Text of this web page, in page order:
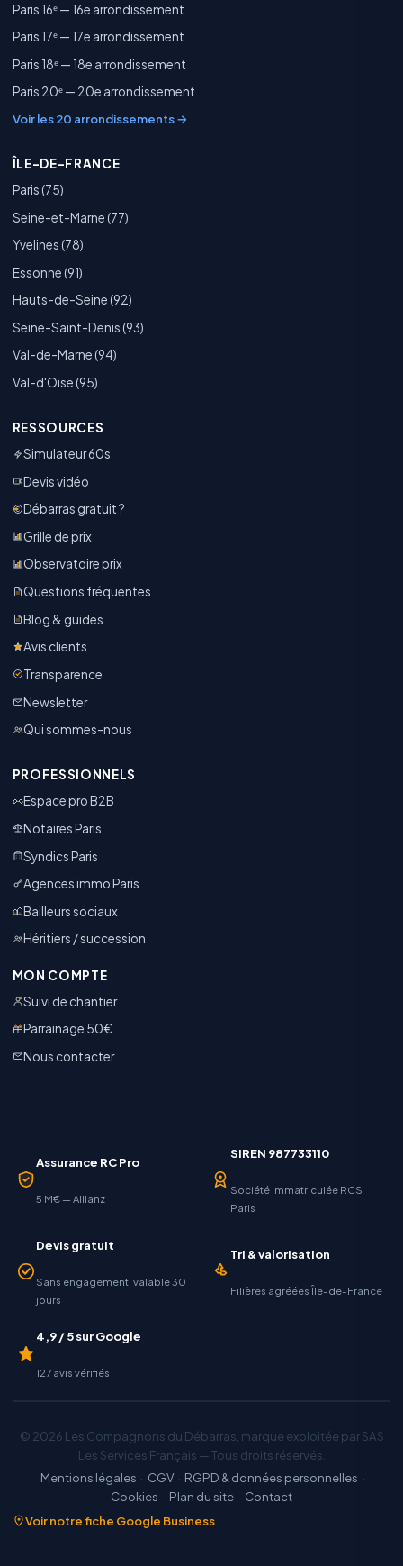
Paris 16ᵉ — 16e arrondissement
Paris 17ᵉ — 17e arrondissement
Paris 18ᵉ — 18e arrondissement
Paris 20ᵉ — 20e arrondissement
Voir les 20 arrondissements →
ÎLE-DE-FRANCE
Paris (75)
Seine-et-Marne (77)
Yvelines (78)
Essonne (91)
Hauts-de-Seine (92)
Seine-Saint-Denis (93)
Val-de-Marne (94)
Val-d'Oise (95)
RESSOURCES
Simulateur 60s
Devis vidéo
Débarras gratuit ?
Grille de prix
Observatoire prix
Questions fréquentes
Blog & guides
Avis clients
Transparence
Newsletter
Qui sommes-nous
PROFESSIONNELS
Espace pro B2B
Notaires Paris
Syndics Paris
Agences immo Paris
Bailleurs sociaux
Héritiers / succession
MON COMPTE
Suivi de chantier
Parrainage 50€
Nous contacter
Assurance RC Pro
5 M€ — Allianz
SIREN 987733110
Société immatriculée RCS
Paris
Devis gratuit
Sans engagement, valable 30
jours
Tri & valorisation
Filières agréées Île-de-France
4,9 / 5 sur Google
127 avis vérifiés
© 2026 Les Compagnons du Débarras, marque exploitée par SAS
Les Services Français — Tous droits réservés.
Mentions légales · CGV · RGPD & données personnelles ·
Cookies · Plan du site · Contact
Voir notre fiche Google Business